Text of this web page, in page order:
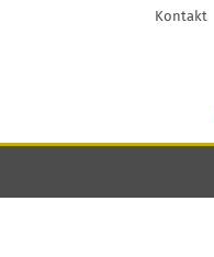
Kontakt